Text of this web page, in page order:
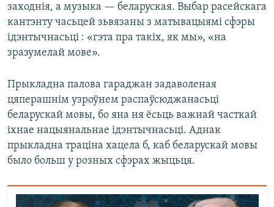
заходнія, а музыка — беларуская. Выбар расейскага
кантэнту часьцей зьвязаны з матывацыямі сфэры
ідэнтычнасьці : «гэта пра такіх, як мы», «на
зразумелай мове».
Прыкладна палова гараджан задаволеная
цяперашнім узроўнем распаўсюджанасьці
беларускай мовы, бо яна ня ёсьць важнай часткай
іхнае нацыянальнае ідэнтычнасьці. Аднак
прыкладна траціна хацела б, каб беларускай мовы
было больш у розных сфэрах жыцьця.